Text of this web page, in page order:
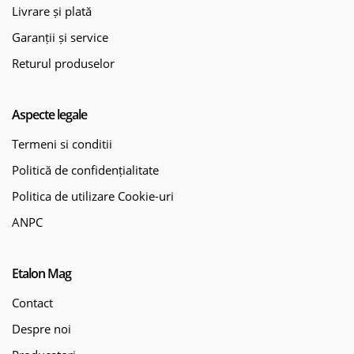
Livrare și plată
Garanții și service
Returul produselor
Aspecte legale
Termeni si conditii
Politică de confidențialitate
Politica de utilizare Cookie-uri
ANPC
Etalon Mag
Contact
Despre noi